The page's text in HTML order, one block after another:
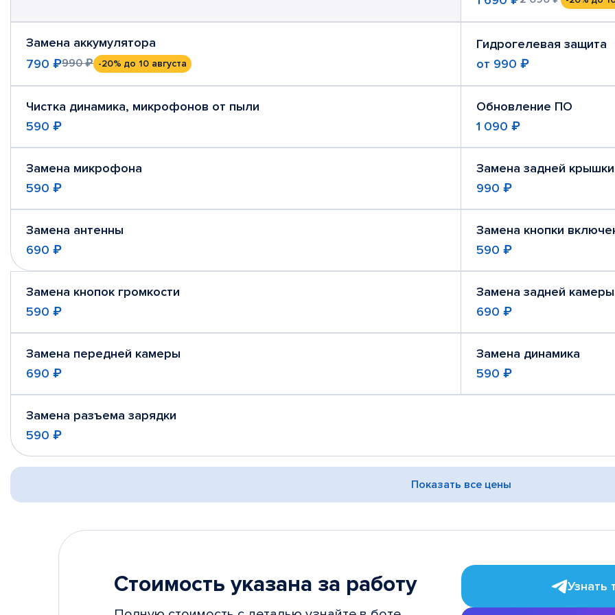
Замена аккумулятора
790 ₽990 ₽ -20% до 10 августа
Гидрогелевая защита
от 990 ₽
Чистка динамика, микрофонов от пыли
590 ₽
Обновление ПО
1 090 ₽
Замена микрофона
590 ₽
Замена задней крышки
990 ₽
Замена антенны
690 ₽
Замена кнопки
590 ₽
Замена кнопок громкости
590 ₽
Замена задней камеры
690 ₽
Замена передней камеры
690 ₽
Замена динамика
590 ₽
Замена разъема зарядки
590 ₽
Показать все цены
Стоимость указана за работу Узнать